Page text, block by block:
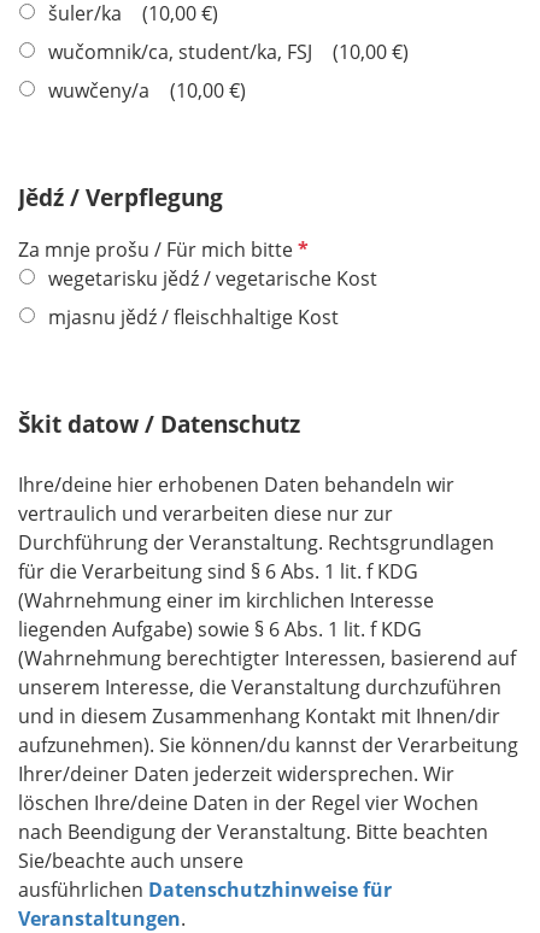
l
c
e
l
d
šuler/ka
10,00 €
wučomnik/ca, student/ka, FSJ
10,00 €
wuwčeny/a
10,00 €
Jědź / Verpflegung
Za mnje prošu / Für mich bitteP
f
t
e
l
d
wegetarisku jědź / vegetarische Kost
mjasnu jědź / fleischhaltige Kost
Škit datow / Datenschutz
Ihre/deine hier erhobenen Daten behandeln wir
vertraulich und verarbeiten diese nur zur
Durchführung der Veranstaltung. Rechtsgrundlagen
für die Verarbeitung sind § 6 Abs. 1 lit. f KDG
(Wahrnehmung einer im kirchlichen Interesse
liegenden Aufgabe) sowie § 6 Abs. 1 lit. f KDG
(Wahrnehmung berechtigter Interessen, basierend auf
unserem Interesse, die Veranstaltung durchzuführen
und in diesem Zusammenhang Kontakt mit Ihnen/dir
aufzunehmen). Sie können/du kannst der Verarbeitung
Ihrer/deiner Daten jederzeit widersprechen. Wir
löschen Ihre/deine Daten in der Regel vier Wochen
nach Beendigung der Veranstaltung. Bitte beachten
Sie/beachte auch unsere
ausführlichen Datenschutzhinweise für
Veranstaltungen.